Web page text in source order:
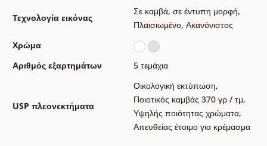
Τεχνολογία εικόνας
Σε καμβά, σε έντυπη μορφή,
Πλαισιωμένο, Ακανόνιστος
Χρώμα
Αριθμός εξαρτημάτων
5 τεμάχια
USP πλεονεκτήματα
Οικολογική εκτύπωση,
Ποιοτικός καμβάς 370 γρ / τμ,
Υψηλής ποιότητας χρώματα,
Απευθείας έτοιμο για κρέμασμα